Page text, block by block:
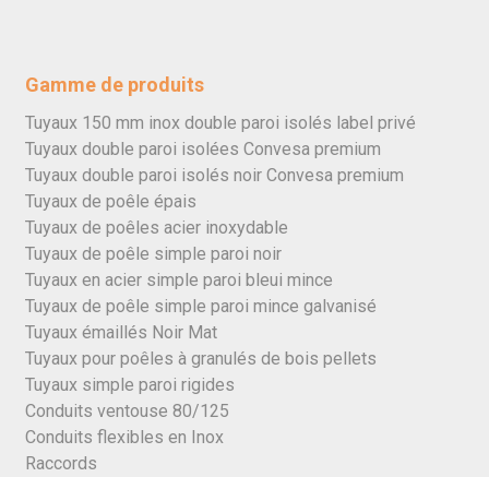
Gamme de produits
Tuyaux 150 mm inox double paroi isolés label privé
Tuyaux double paroi isolées Convesa premium
Tuyaux double paroi isolés noir Convesa premium
Tuyaux de poêle épais
Tuyaux de poêles acier inoxydable
Tuyaux de poêle simple paroi noir
Tuyaux en acier simple paroi bleui mince
Tuyaux de poêle simple paroi mince galvanisé
Tuyaux émaillés Noir Mat
Tuyaux pour poêles à granulés de bois pellets
Tuyaux simple paroi rigides
Conduits ventouse 80/125
Conduits flexibles en Inox
Raccords